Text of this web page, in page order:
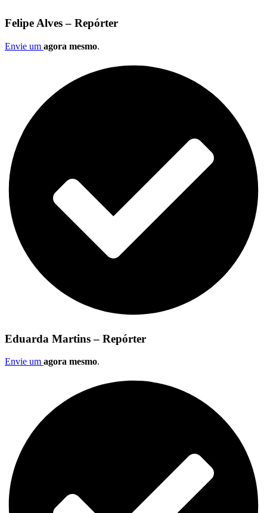
Felipe Alves – Repórter
Envie um agora mesmo.
Eduarda Martins – Repórter
Envie um agora mesmo.